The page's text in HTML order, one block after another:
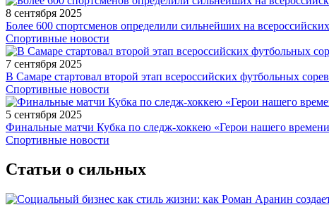
8 сентября 2025
Более 600 спортсменов определили сильнейших на
Спортивные новости
7 сентября 2025
В Самаре стартовал второй этап всероссийских футбольных
Спортивные новости
5 сентября 2025
Финальные матчи Кубка по следж-хоккею «Герои нашего
Спортивные новости
Статьи о сильных